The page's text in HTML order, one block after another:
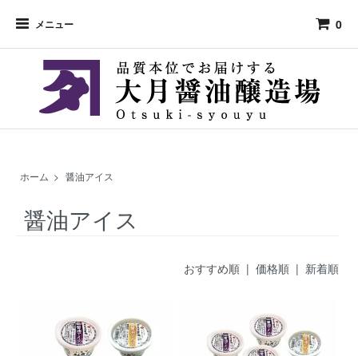
メニュー 0
ホーム > 醤油アイス
醤油アイス
おすすめ順| 価格順 | 新着順